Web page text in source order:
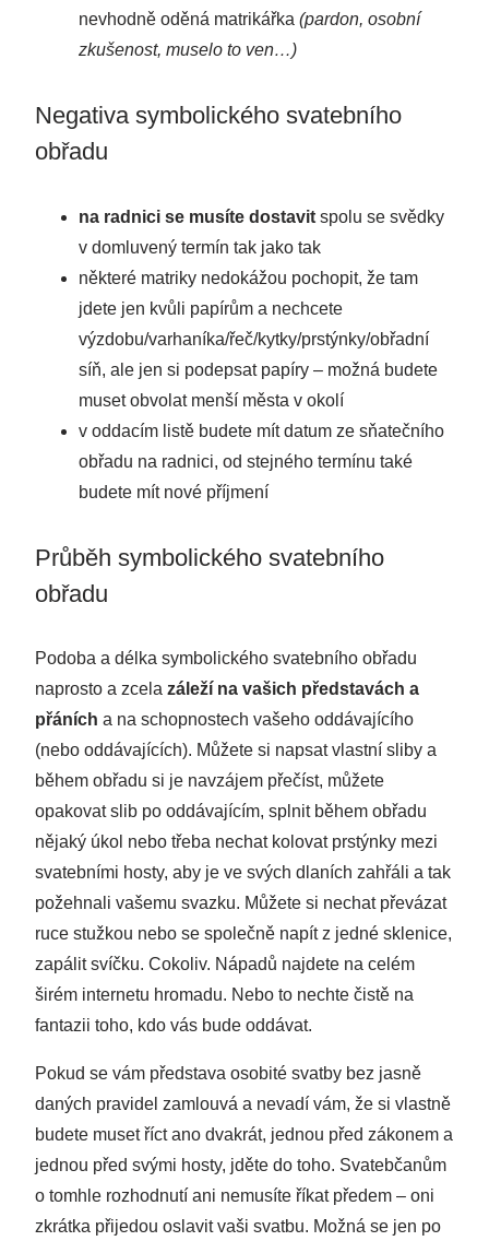
nevhodně oděná matrikářka (pardon, osobní
zkušenost, muselo to ven…)
Negativa symbolického svatebního
obřadu
na radnici se musíte dostavit spolu se svědky
v domluvený termín tak jako tak
některé matriky nedokážou pochopit, že tam
jdete jen kvůli papírům a nechcete
výzdobu/varhaníka/řeč/kytky/prstýnky/obřadní
síň, ale jen si podepsat papíry – možná budete
muset obvolat menší města v okolí
v oddacím listě budete mít datum ze sňatečního
obřadu na radnici, od stejného termínu také
budete mít nové příjmení
Průběh symbolického svatebního
obřadu
Podoba a délka symbolického svatebního obřadu
naprosto a zcela záleží na vašich představách a
přáních a na schopnostech vašeho oddávajícího
(nebo oddávajících). Můžete si napsat vlastní sliby a
během obřadu si je navzájem přečíst, můžete
opakovat slib po oddávajícím, splnit během obřadu
nějaký úkol nebo třeba nechat kolovat prstýnky mezi
svatebními hosty, aby je ve svých dlaních zahřáli a tak
požehnali vašemu svazku. Můžete si nechat převázat
ruce stužkou nebo se společně napít z jedné sklenice,
zapálit svíčku. Cokoliv. Nápadů najdete na celém
širém internetu hromadu. Nebo to nechte čistě na
fantazii toho, kdo vás bude oddávat.
Pokud se vám představa osobité svatby bez jasně
daných pravidel zamlouvá a nevadí vám, že si vlastně
budete muset říct ano dvakrát, jednou před zákonem a
jednou před svými hosty, jděte do toho. Svatebčanům
o tomhle rozhodnutí ani nemusíte říkat předem – oni
zkrátka přijedou oslavit vaši svatbu. Možná se jen po